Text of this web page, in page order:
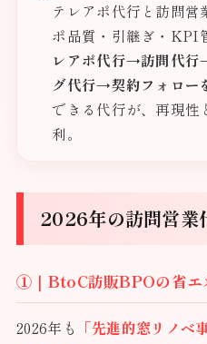
テレアポ代行と訪問営
ポ品質・引継ぎ・KPI
レアポ代行→訪問代
グ代行→契約フォロー
できる代行が、再現性
利。
2026年の訪問営業
①｜BtoC訪販BPOの省エ
2026年も 「先進的窓リノベ